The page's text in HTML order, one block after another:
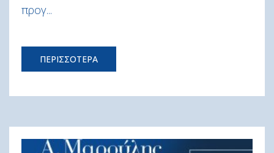
προγ...
ΠΕΡΙΣΣΟΤΕΡΑ